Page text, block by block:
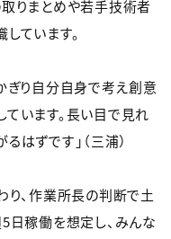
りまとめや若手技術者
ています。
ぎり自分自身で考え創意
います。長い目で見れ
はずです」（三浦）
り、作業所長の判断で土
日稼働を想定し、みんな